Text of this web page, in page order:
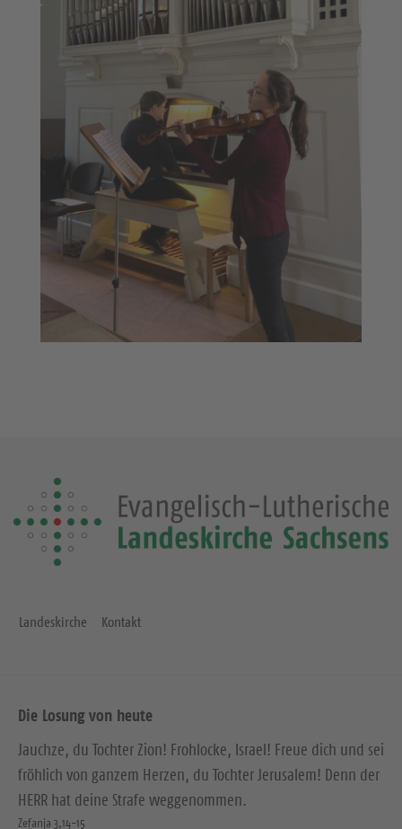
Landeskirche Kontakt
Die Losung von heute
Jauchze, du Tochter Zion! Frohlocke, Israel! Freue dich und sei
fröhlich von ganzem Herzen, du Tochter Jerusalem! Denn der
HERR hat deine Strafe weggenommen.
Zefanja 3,14-15